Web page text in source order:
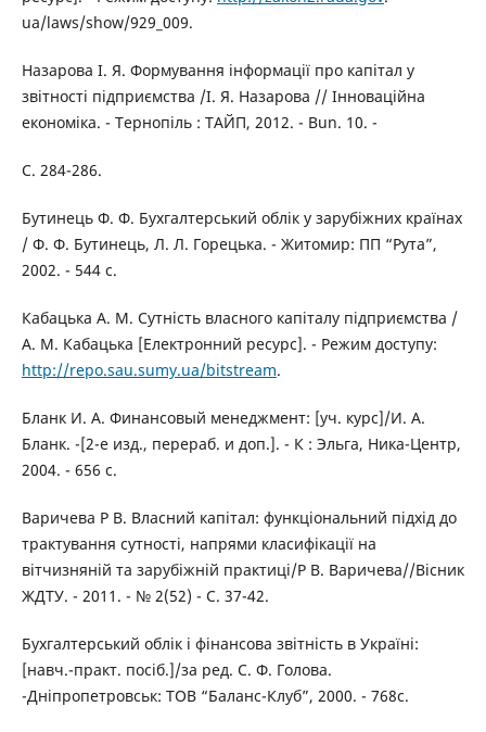
ua/laws/show/929_009.
Назарова І. Я. Формування інформації про капітал у
звітності підприємства /І. Я. Назарова // Інноваційна
економіка. - Тернопіль : ТАЙП, 2012. - Bun. 10. -
С. 284-286.
Бутинець Ф. Ф. Бухгалтерський облік у зарубіжних країнах
/ Ф. Ф. Бутинець, Л. Л. Горецька. - Житомир: ПП “Рута”,
2002. - 544 с.
Кабацька А. М. Сутність власного капіталу підприємства /
А. М. Кабацька [Електронний ресурс]. - Режим доступу:
http://repo.sau.sumy.ua/bitstream.
Бланк И. А. Финансовый менеджмент: [уч. курс]/И. А.
Бланк. -[2-е изд., перераб. и доп.]. - К : Эльга, Ника-Центр,
2004. - 656 с.
Варичева Р В. Власний капітал: функціональний підхід до
трактування сутності, напрями класифікації на
вітчизняній та зарубіжній практиці/Р В. Варичева//Вісник
ЖДТУ. - 2011. - № 2(52) - С. 37-42.
Бухгалтерський облік і фінансова звітність в Україні:
[навч.-практ. посіб.]/за ред. С. Ф. Голова.
-Дніпропетровськ: ТОВ “Баланс-Клуб”, 2000. - 768с.